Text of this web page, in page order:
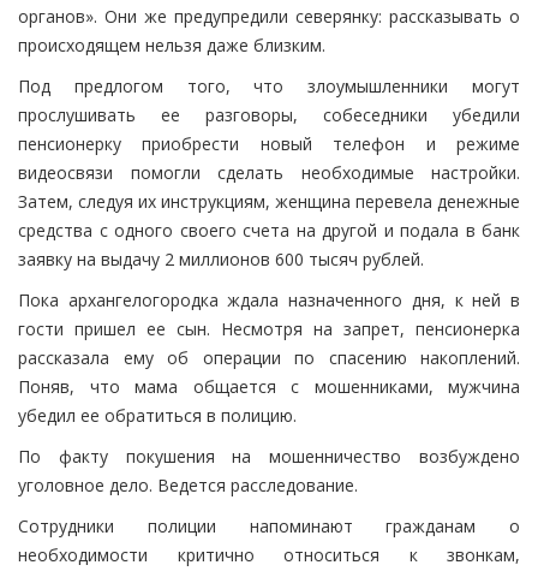
органов». Они же предупредили северянку: рассказывать о
происходящем нельзя даже близким.
Под предлогом того, что злоумышленники могут
прослушивать ее разговоры, собеседники убедили
пенсионерку приобрести новый телефон и режиме
видеосвязи помогли сделать необходимые настройки.
Затем, следуя их инструкциям, женщина перевела денежные
средства с одного своего счета на другой и подала в банк
заявку на выдачу 2 миллионов 600 тысяч рублей.
Пока архангелогородка ждала назначенного дня, к ней в
гости пришел ее сын. Несмотря на запрет, пенсионерка
рассказала ему об операции по спасению накоплений.
Поняв, что мама общается с мошенниками, мужчина
убедил ее обратиться в полицию.
По факту покушения на мошенничество возбуждено
уголовное дело. Ведется расследование.
Сотрудники полиции напоминают гражданам о
необходимости критично относиться к звонкам,